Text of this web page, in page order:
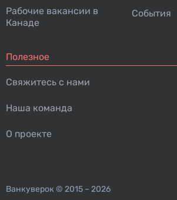
Рабочие вакансии в
Канаде
События
Полезное
Свяжитесь с нами
Наша команда
О проекте
Ванкуверок © 2015 – 2026